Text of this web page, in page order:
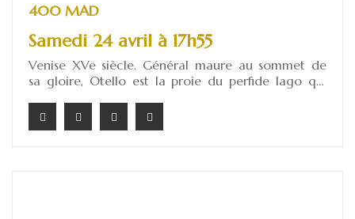
400 MAD
Samedi 24 avril à 17h55
Venise XVe siècle. Général maure au sommet de
sa gloire, Otello est la proie du perfide Iago qui
Desdemona, sa femme, le trahit avec Cassio, l’un
de ses lieutenants. Consumé par une jalousie